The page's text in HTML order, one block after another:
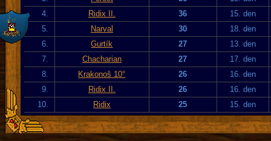
4.
Ridix II. 36
15. den
5.
Narval 30
18. den
6.
Gurtík 27
13. den
7.
Chacharian 27
17. den
8.
Krakonoš 10° 26
16. den
9.
Ridix II. 26
16. den
10.
Ridix 25 15. den